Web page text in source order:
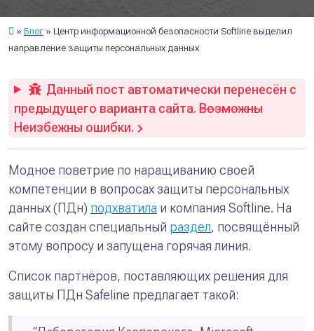
Блог
Центр информационной безопасности Softline выделил
направление защиты персональных данных
Данный пост автоматически перенесён с
предыдущего варианта сайта. Возможны
Неизбежны ошибки.
Модное поветрие по наращиванию своей
компетенции в вопросах защиты персональных
данных (ПДн) подхватила и компания Softline. На
сайте создан специальный раздел, посвящённый
этому вопросу и запущена горячая линия.
Список партнёров, поставляющих решения для
защиты ПДн Safeline предлагает такой: